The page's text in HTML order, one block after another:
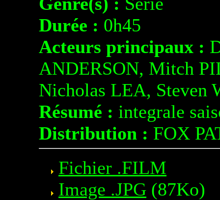
Durée : 0h45
Acteurs principaux :
ANDERSON, Mitch
Nicholas LEA, Steven
Résumé : integrale
Distribution : FOX
Fichier .FILM
Image .JPG (87Ko)